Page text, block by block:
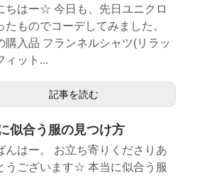
ちはー☆ 今日も、先日ユニクロ
たものでコーデしてみました。
購入品 フランネルシャツ(リラッ
ィット...
記事を読む
似合う服の見つけ方
んはー。 お立ち寄りくださりあ
うございます☆ 本当に似合う服